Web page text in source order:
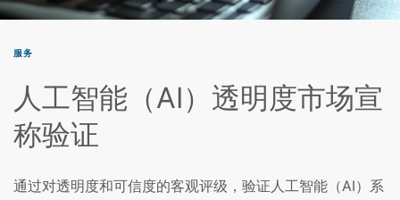
服务
人工智能（AI）透明度市场宣
称验证
通过对透明度和可信度的客观评级，验证人工智能（AI）系